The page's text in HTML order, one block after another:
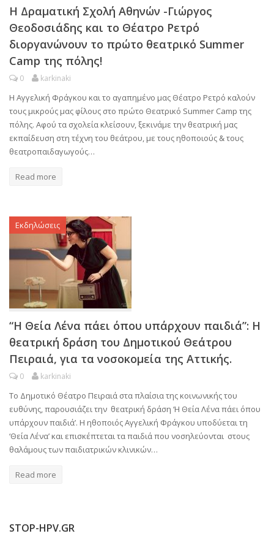
H Δραματική Σχολή Αθηνών -Γιώργος
Θεοδοσιάδης και το Θέατρο Ρετρό
διοργανώνουν το πρώτο θεατρικό Summer
Camp της πόλης!
0 karkinaki
Η Αγγελική Φράγκου και το αγαπημένο μας Θέατρο Ρετρό καλούν
τους μικρούς μας φίλους στο πρώτο Θεατρικό Summer Camp της
πόλης. Αφού τα σχολεία κλείσουν, ξεκινάμε την θεατρική μας
εκπαίδευση στη τέχνη του θεάτρου, με τους ηθοποιούς & τους
θεατροπαιδαγωγούς…
Read more
Εκδηλώσεις
“Η Θεία Λένα πάει όπου υπάρχουν παιδιά”: Η
θεατρική δράση του Δημοτικού Θεάτρου
Πειραιά, για τα νοσοκομεία της Αττικής.
0 karkinaki
Το Δημοτικό Θέατρο Πειραιά στα πλαίσια της κοινωνικής του
ευθύνης, παρουσιάζει την θεατρική δράση ‘Η Θεία Λένα πάει όπου
υπάρχουν παιδιά’. Η ηθοποιός Αγγελική Φράγκου υποδύεται τη
‘Θεία Λένα’ και επισκέπτεται τα παιδιά που νοσηλεύονται στους
θαλάμους των παιδιατρικών κλινικών…
Read more
STOP-HPV.GR